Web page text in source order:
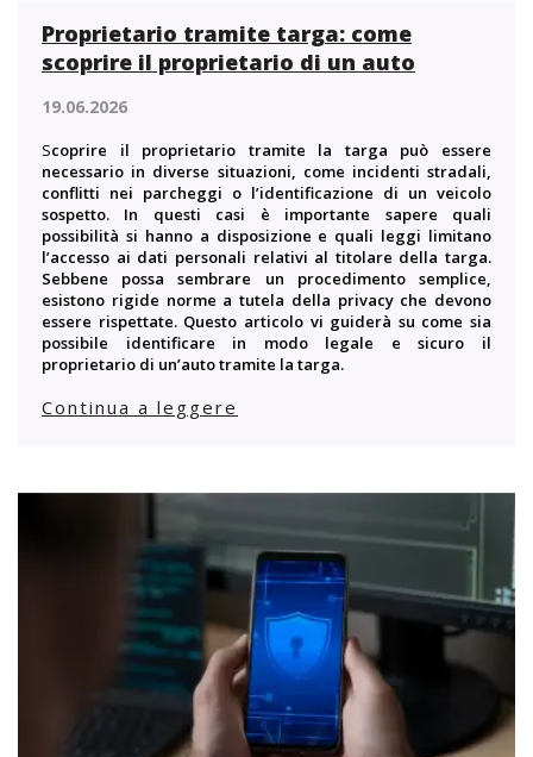
Proprietario tramite targa: come
scoprire il proprietario di un auto
19.06.2026
Scoprire il proprietario tramite la targa può essere
necessario in diverse situazioni, come incidenti stradali,
conflitti nei parcheggi o l’identificazione di un veicolo
sospetto. In questi casi è importante sapere quali
possibilità si hanno a disposizione e quali leggi limitano
l’accesso ai dati personali relativi al titolare della targa.
Sebbene possa sembrare un procedimento semplice,
esistono rigide norme a tutela della privacy che devono
essere rispettate. Questo articolo vi guiderà su come sia
possibile identificare in modo legale e sicuro il
proprietario di un’auto tramite la targa.
Continua a leggere